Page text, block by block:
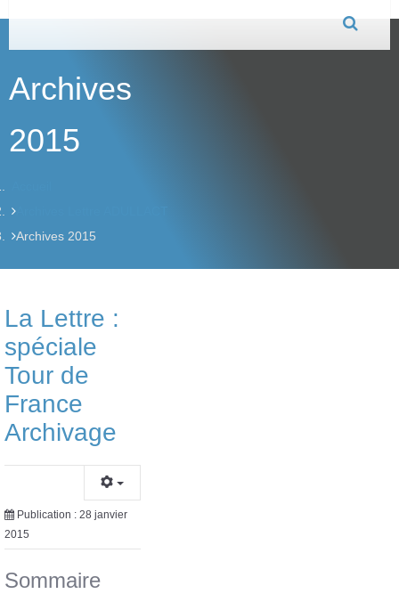
Archives
2015
Archives 2015
La Lettre :
spéciale
Tour de
France
Archivage
Publication : 28 janvier
2015
Sommaire